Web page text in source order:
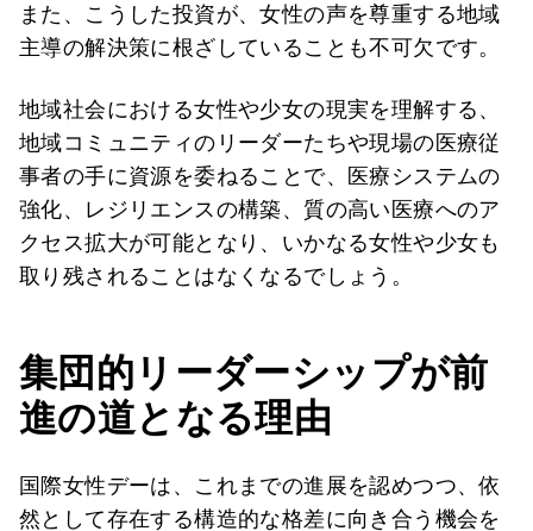
また、こうした投資が、女性の声を尊重する地域
主導の解決策に根ざしていることも不可欠です。
地域社会における女性や少女の現実を理解する、
地域コミュニティのリーダーたちや現場の医療従
事者の手に資源を委ねることで、医療システムの
強化、レジリエンスの構築、質の高い医療へのア
クセス拡大が可能となり、いかなる女性や少女も
取り残されることはなくなるでしょう。
集団的リーダーシップが前
進の道となる理由
国際女性デーは、これまでの進展を認めつつ、依
然として存在する構造的な格差に向き合う機会を